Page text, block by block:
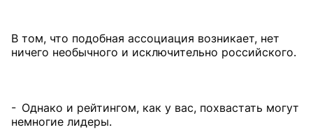
В том, что подобная ассоциация возникает, нет
ничего необычного и исключительно российского.
- Однако и рейтингом, как у вас, похвастать могут
немногие лидеры.